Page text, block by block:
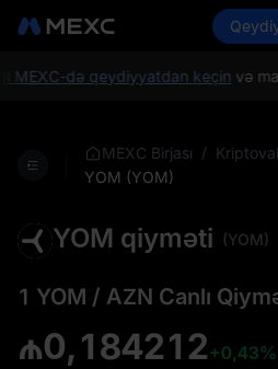
Bazarlar
MEXC-də qeydiyyatdan keçinvə
MEXC Birjası /
YOM (YOM)
YOM qiyməti (YOM)
1 YOM / AZN Canlı
₼0,184212+0,43%